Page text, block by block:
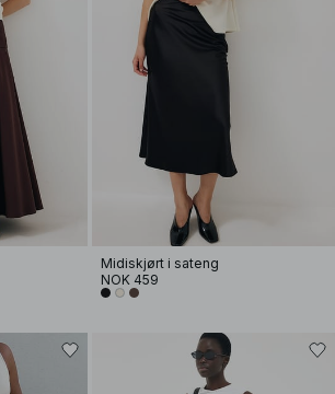
Midiskjørt i sateng
NOK 459